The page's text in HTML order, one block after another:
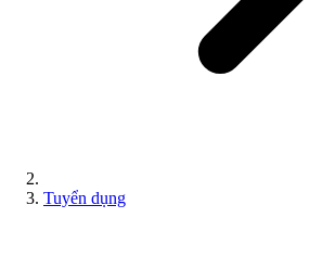
Tuyển dụng